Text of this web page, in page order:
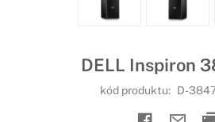
DELL Inspiron
kód produktu: D-